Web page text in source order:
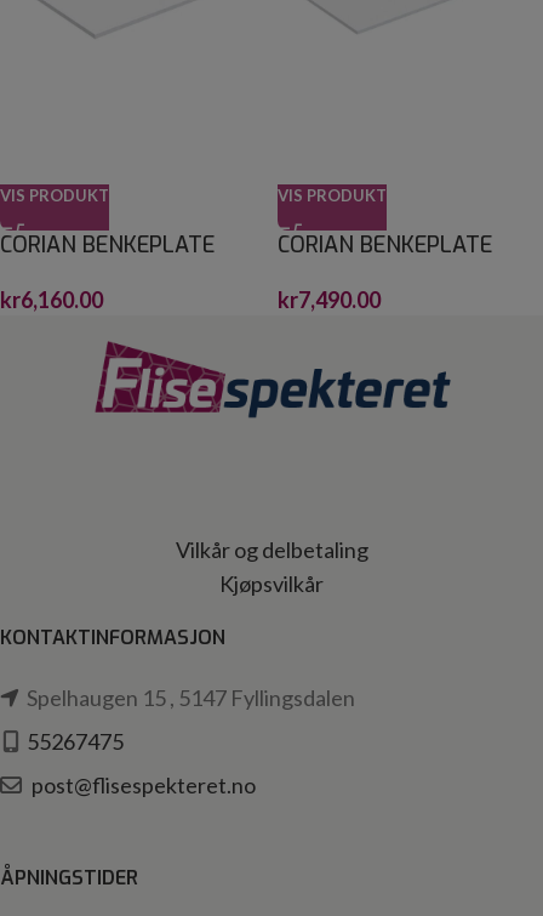
VIS PRODUKT
CORIAN BENKEPLATE
kr6,160.00
VIS PRODUKT
CORIAN BENKEPLATE
kr7,490.00
Vilkår og delbetaling
Kjøpsvilkår
KONTAKTINFORMASJON
Spelhaugen 15 , 5147 Fyllingsdalen
55267475
post@flisespekteret.no
ÅPNINGSTIDER